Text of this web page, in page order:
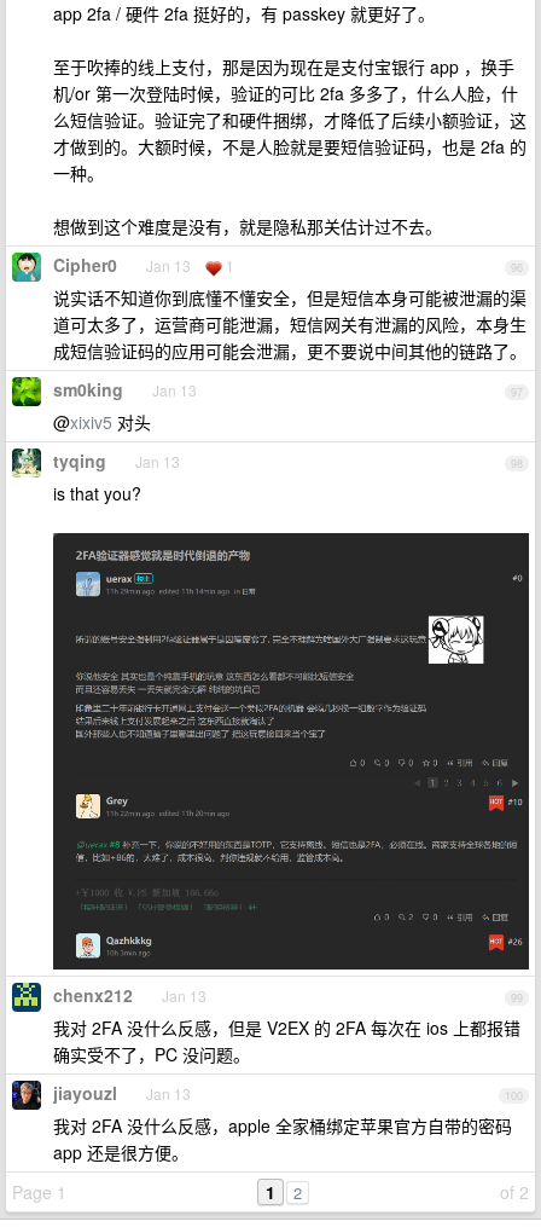
app 2fa / 硬件 2fa 挺好的，有 passkey 就更好了。
至于吹捧的线上支付，那是因为现在是支付宝银行 app ，换手
机/or 第一次登陆时候，验证的可比 2fa 多多了，什么人脸，什
么短信验证。验证完了和硬件捆绑，才降低了后续小额验证，这
才做到的。大额时候，不是人脸就是要短信验证码，也是 2fa 的
一种。
想做到这个难度是没有，就是隐私那关估计过不去。
96
Cipher0 Jan 13 1
说实话不知道你到底懂不懂安全，但是短信本身可能被泄漏的渠
道可太多了，运营商可能泄漏，短信网关有泄漏的风险，本身生
成短信验证码的应用可能会泄漏，更不要说中间其他的链路了。
97
sm0king Jan 13
@xixiv5 对头
98
tyqing Jan 13
is that you?
99
chenx212 Jan 13
我对 2FA 没什么反感，但是 V2EX 的 2FA 每次在 ios 上都报错
确实受不了，PC 没问题。
100
jiayouzl Jan 13
我对 2FA 没什么反感，apple 全家桶绑定苹果官方自带的密码
app 还是很方便。
Page 1
of 2
1 2